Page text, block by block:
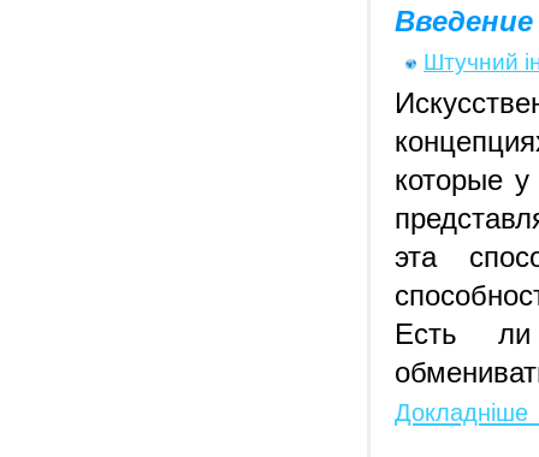
Введение
Штучний
которые
эта
Есть ли